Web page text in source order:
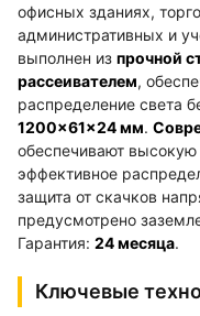
офисных зданиях,
административных и
выполнен из прочной
рассеивателем,
распределение света
1200×61×24 мм.
обеспечивают высокую
эффективное
защита от скачков
предусмотрено
Гарантия: 24 месяца.
Ключевые